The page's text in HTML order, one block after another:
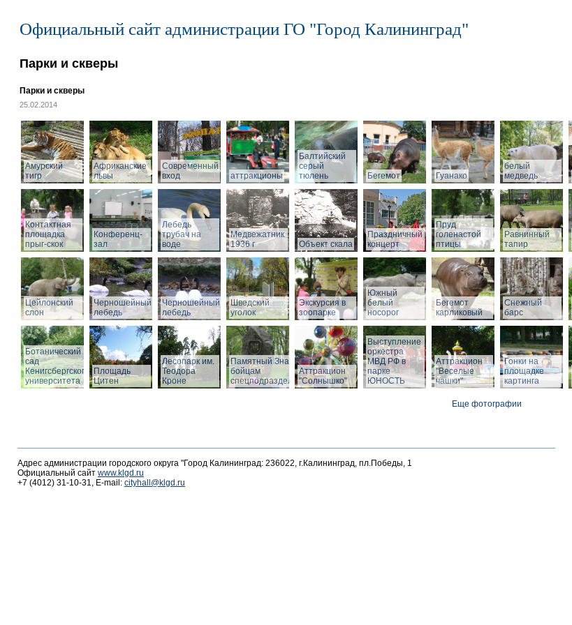
Официальный сайт администрации ГО "Город Калининград"
Парки и скверы
Парки и скверы
25.02.2014
Амурский
тигр
Африканские
львы
Современный
вход
аттракционы
Балтийский
серый
тюлень
Бегемот Гуанако
белый
медведь
Контактная
площадка
прыг-скок
Конференц-
зал
Лебедь
трубач на
воде
Медвежатник
1936 г
Объект скала
Праздничный
концерт
Пруд
голенастой
птицы
Равнинный
тапир
Цейлонский
слон
Черношейный
лебедь
Черношейный
лебедь
Шведский
уголок
Экскурсия в
зоопарке
Южный
белый
носорог
Бегемот
карликовый
Снежный
барс
Ботанический
сад
Кенигсбергского
университета
Площадь
Цитен
Лесопарк им.
Теодора
Кроне
Памятный Знак
бойцам
спецподразделений
Аттракцион
"Солнышко"
Выступление
оркестра
МВД РФ в
парке
ЮНОСТЬ
Аттракцион
"Веселые
чашки"
Гонки на
площадке
картинга
Еще фотографии
Адрес администрации городского округа "Город Калининград: 236022, г.Калининград, пл.Победы, 1
Официальный сайт www.klgd.ru
+7 (4012) 31-10-31, E-mail: cityhall@klgd.ru